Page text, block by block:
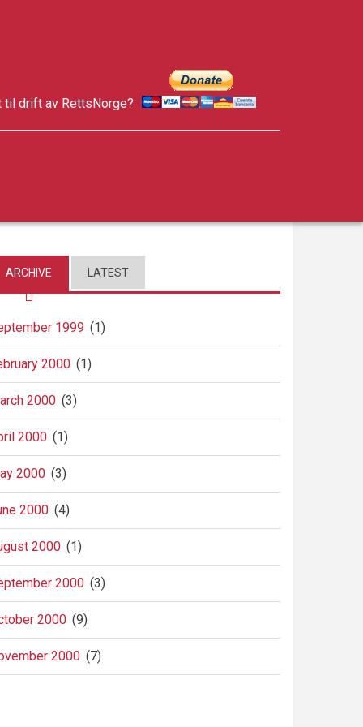
til drift av RettsNorge?
ARCHIVE LATEST
1999 (1)
2000 (1)
2000 (3)
2000 (1)
2000 (3)
2000 (4)
2000 (1)
2000 (3)
2000 (9)
2000 (7)